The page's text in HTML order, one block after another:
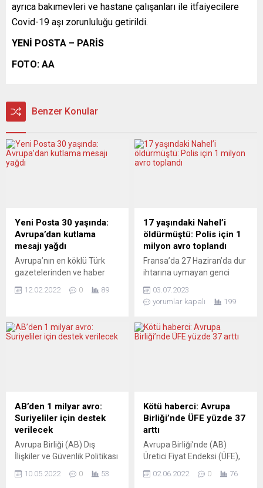
ayrıca bakımevleri ve hastane çalışanları ile itfaiyecilere
Covid-19 aşı zorunluluğu getirildi.
YENİ POSTA – PARİS
FOTO: AA
Benzer Konular
Yeni Posta 30 yaşında:
Avrupa’dan kutlama
mesajı yağdı
Avrupa’nın en köklü Türk
gazetelerinden ve haber
kuruluşunun 30’uncu yılı
Federal Almanya’da Yeni
Posta gazetesi bağımsız,
tarafından, kuruluşunun
30’uncu yılı nedeniyle
gazeteye siyaset, kültür
12.02.2022 0 89
17 yaşındaki Nahel’i
öldürmüştü: Polis için 1
milyon avro toplandı
Fransa’da 27 Haziran’da dur
ihtarına uymayan genci
sağcının başlattığı bağış
kampanyasında şimdiye
fazla para toplandı. 27
Haziran Salı günü, polisin
kontağını kapatmak yerine
gaza basarak uzaklaşmak
istediği sırada polisin
03.07.2023
yorumlar kapalı
199
AB’den 1 milyar avro:
Suriyeliler için destek
verilecek
Avrupa Birliği (AB) Dış
İlişkiler ve Güvenlik Politikası
Borrell, AB’nin Suriyeliler için
10.05.2022 0 53
Kötü haberci: Avrupa
Birliği’nde ÜFE yüzde 37
arttı
Avrupa Birliği’nde (AB)
Üretici Fiyat Endeksi (ÜFE),
etkisiyle nisan ayında geçen
02.06.2022 0 76